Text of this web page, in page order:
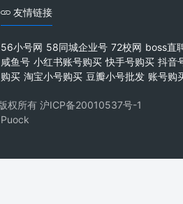
友情链接
56小号网 58同城企业号 72校网 boss直
咸鱼号 小红书账号购买 快手号购买 抖音
购买 淘宝小号购买 豆瓣小号批发 账号购
权所有 沪ICP备20010537号-1
Puock